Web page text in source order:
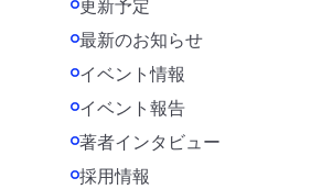
最新のお知らせ
イベント情報
イベント報告
著者インタビュー
採用情報